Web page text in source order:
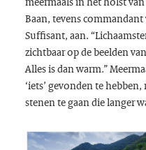
Baan, tevens commandant
Suffisant, aan.
zichtbaar op de beelden
Alles is dan warm.”
‘iets’ gevonden te
stenen te gaan die langer